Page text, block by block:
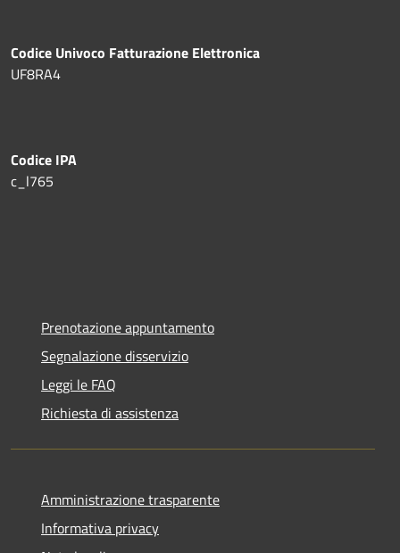
Codice Univoco Fatturazione Elettronica
UF8RA4
Codice IPA
c_l765
Prenotazione appuntamento
Segnalazione disservizio
Leggi le FAQ
Richiesta di assistenza
Amministrazione trasparente
Informativa privacy